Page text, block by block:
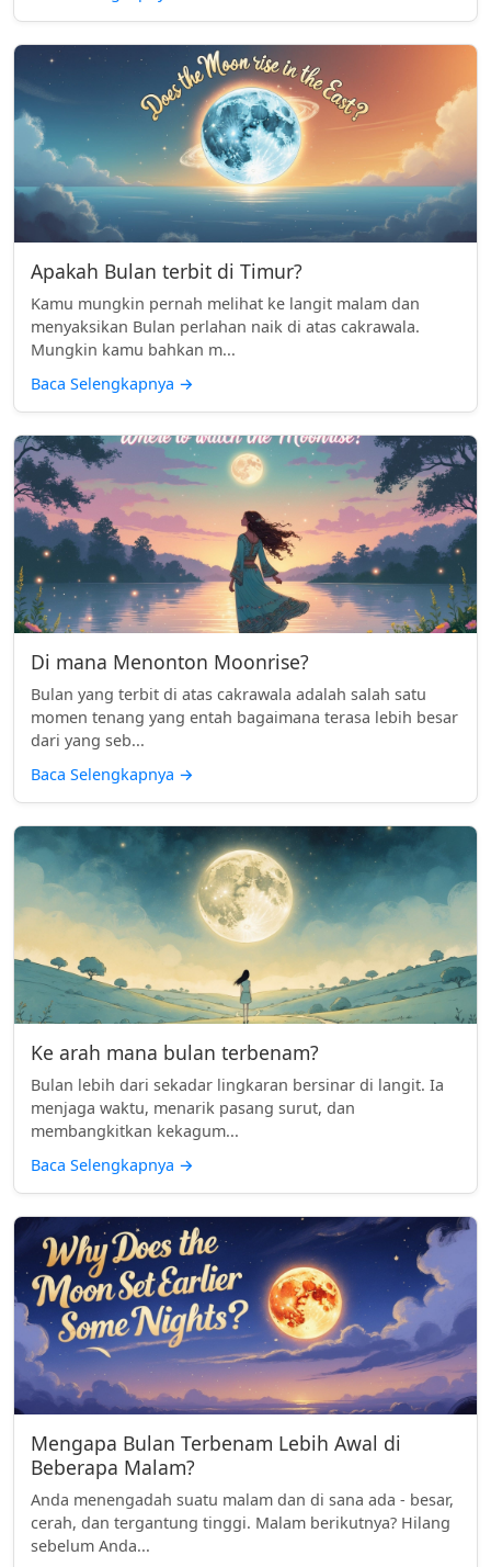
Apakah Bulan terbit di Timur?
Kamu mungkin pernah melihat ke langit malam dan
menyaksikan Bulan perlahan naik di atas cakrawala.
Mungkin kamu bahkan m...
Baca Selengkapnya →
Di mana Menonton Moonrise?
Bulan yang terbit di atas cakrawala adalah salah satu
momen tenang yang entah bagaimana terasa lebih besar
dari yang seb...
Baca Selengkapnya →
Ke arah mana bulan terbenam?
Bulan lebih dari sekadar lingkaran bersinar di langit. Ia
menjaga waktu, menarik pasang surut, dan
membangkitkan kekagum...
Baca Selengkapnya →
Mengapa Bulan Terbenam Lebih Awal di
Beberapa Malam?
Anda menengadah suatu malam dan di sana ada - besar,
cerah, dan tergantung tinggi. Malam berikutnya? Hilang
sebelum Anda...